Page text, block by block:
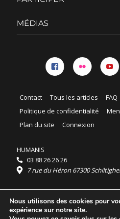
MÉDIAS
Contact Tous les articles
FAQ
Politique de confidentialité
Plan du site
Connexion
HUMANIS
03 88 26 26 26
7 rue du Héron 67300
Horaires :
HUMANIS : du lundi au vendredi
Ordidocaz : du lundi au vendredi 8h
Nous utilisons des cookies pour
expérience sur notre site.